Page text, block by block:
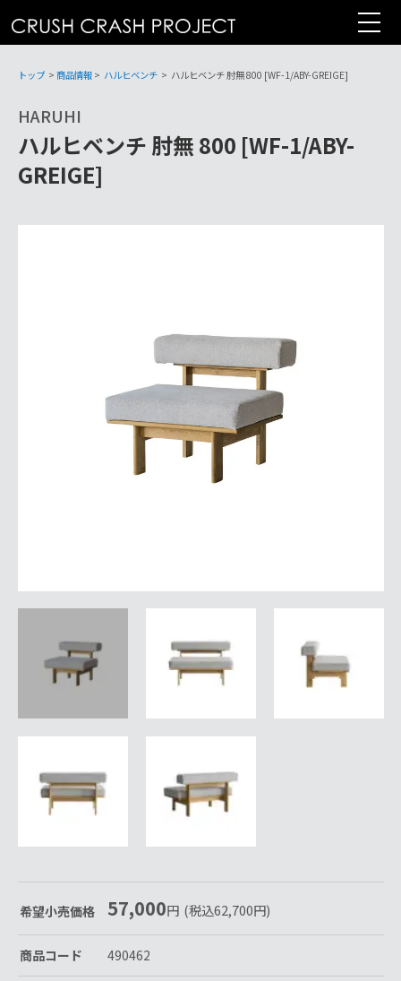
テ
トップ > 商品情報> ハルヒベンチ > ハルヒベンチ 肘無 800 [WF-1/ABY-GREIGE]
HARUHI
ハルヒベンチ 肘無 800 [WF-1/ABY-
GREIGE]
希望小売価格 57,000円 (税込62,700円)
商品コード 490462